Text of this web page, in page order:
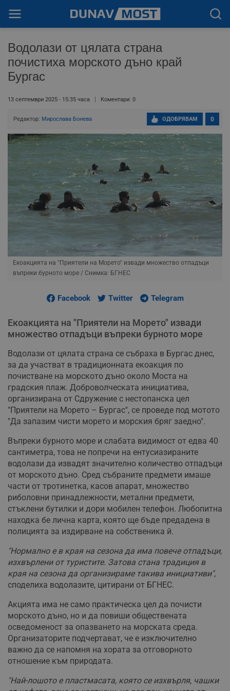
Водолази от цялата страна
почистиха морското дъно край
Бургас
13 септември 2025 - 15:35 часа Коментари: 0
Редактор: Мирослава Бонева 0
ОДОБРЯВАМ
Екоакцията на "Приятели на Морето" извади множество отпадъци
въпреки бурното море / Снимка: БГНЕС
Facebook Twitter Telegram
Екоакцията на "Приятели на Морето" извади
множество отпадъци въпреки бурното море
Водолази от цялата страна се събраха в Бургас днес,
за да участват в традиционната екоакция по
почистване на морското дъно около Моста на
градския плаж. Доброволческата инициатива,
организирана от Сдружение с нестопанска цел
"Приятели на Морето – Бургас", се проведе под мотото
"Да запазим чисти морето и морския бряг заедно".
Въпреки бурното море и слабата видимост от едва 40
сантиметра, това не попречи на ентусиазираните
водолази да извадят значително количество отпадъци
от морското дъно. Сред събраните предмети имаше
части от тротинетка, касов апарат, множество
риболовни принадлежности, метални предмети,
стъклени бутилки и дори мобилен телефон. Любопитна
находка бе лична карта, която ще бъде предадена в
полицията за издирване на собственика й.
"Нормално е в края на сезона да има повече отпадъци,
изхвърлени от туристите. Затова стана традиция в
края на сезона да организираме такива инициативи",
споделиха водолазите, цитирани от БГНЕС.
Акцията има не само практическа цел да почисти
морското дъно, но и да повиши обществената
осведоменост за опазването на морската среда.
Организаторите подчертават, че е изключително
важно да се напомня на хората за отговорното
отношение към природата.
"Най-лошото е пластмасата, която се изхвърля, чашки